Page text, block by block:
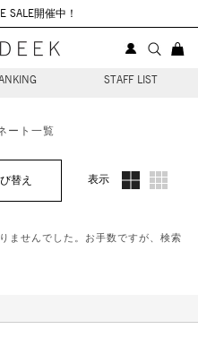
SALE開催中！
STAFF LIST
ート一覧
替え 表示
ませんでした。お手数ですが、検索